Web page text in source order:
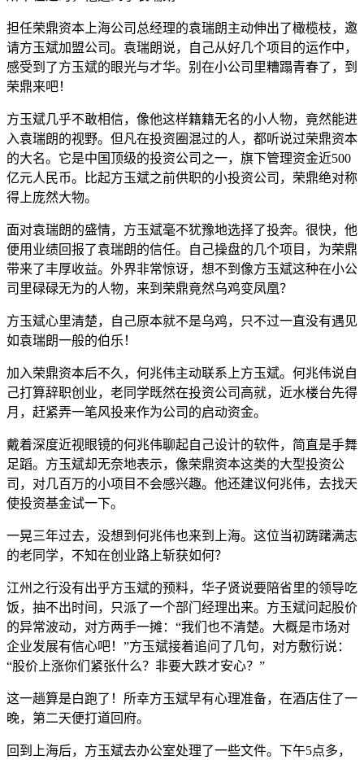
担任荣鼎资本上海公司总经理的袁瑞朗主动伸出了橄榄枝，邀
请方玉斌加盟公司。袁瑞朗说，自己从好几个项目的运作中，
感受到了方玉斌的眼光与才华。别在小公司里糟蹋青春了，到
荣鼎来吧！
方玉斌几乎不敢相信，像他这样籍籍无名的小人物，竟然能进
入袁瑞朗的视野。但凡在投资圈混过的人，都听说过荣鼎资本
的大名。它是中国顶级的投资公司之一，旗下管理资金近500
亿元人民币。比起方玉斌之前供职的小投资公司，荣鼎绝对称
得上庞然大物。
面对袁瑞朗的盛情，方玉斌毫不犹豫地选择了投奔。很快，他
便用业绩回报了袁瑞朗的信任。自己操盘的几个项目，为荣鼎
带来了丰厚收益。外界非常惊讶，想不到像方玉斌这种在小公
司里碌碌无为的人物，来到荣鼎竟然乌鸡变凤凰？
方玉斌心里清楚，自己原本就不是乌鸡，只不过一直没有遇见
如袁瑞朗一般的伯乐！
加入荣鼎资本后不久，何兆伟主动联系上方玉斌。何兆伟说自
己打算辞职创业，老同学既然在投资公司高就，近水楼台先得
月，赶紧弄一笔风投来作为公司的启动资金。
戴着深度近视眼镜的何兆伟聊起自己设计的软件，简直是手舞
足蹈。方玉斌却无奈地表示，像荣鼎资本这类的大型投资公
司，对几百万的小项目不会感兴趣。他还建议何兆伟，去找天
使投资基金试一下。
一晃三年过去，没想到何兆伟也来到上海。这位当初踌躇满志
的老同学，不知在创业路上斩获如何？
江州之行没有出乎方玉斌的预料，华子贤说要陪省里的领导吃
饭，抽不出时间，只派了一个部门经理出来。方玉斌问起股价
的异常波动，对方两手一摊：“我们也不清楚。大概是市场对
企业发展有信心吧！”方玉斌接着追问了几句，对方敷衍说：
“股价上涨你们紧张什么？非要大跌才安心？”
这一趟算是白跑了！所幸方玉斌早有心理准备，在酒店住了一
晚，第二天便打道回府。
回到上海后，方玉斌去办公室处理了一些文件。下午5点多，